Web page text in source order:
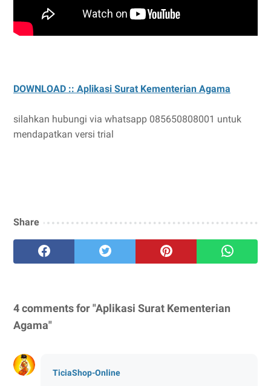
DOWNLOAD :: Aplikasi Surat Kementerian Agama
silahkan hubungi via whatsapp 085650808001 untuk
mendapatkan versi trial
Share
4 comments for "Aplikasi Surat Kementerian
Agama"
TiciaShop-Online